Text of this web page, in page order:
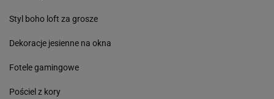
Styl boho loft za grosze
Dekoracje jesienne na okna
Fotele gamingowe
Pościel z kory